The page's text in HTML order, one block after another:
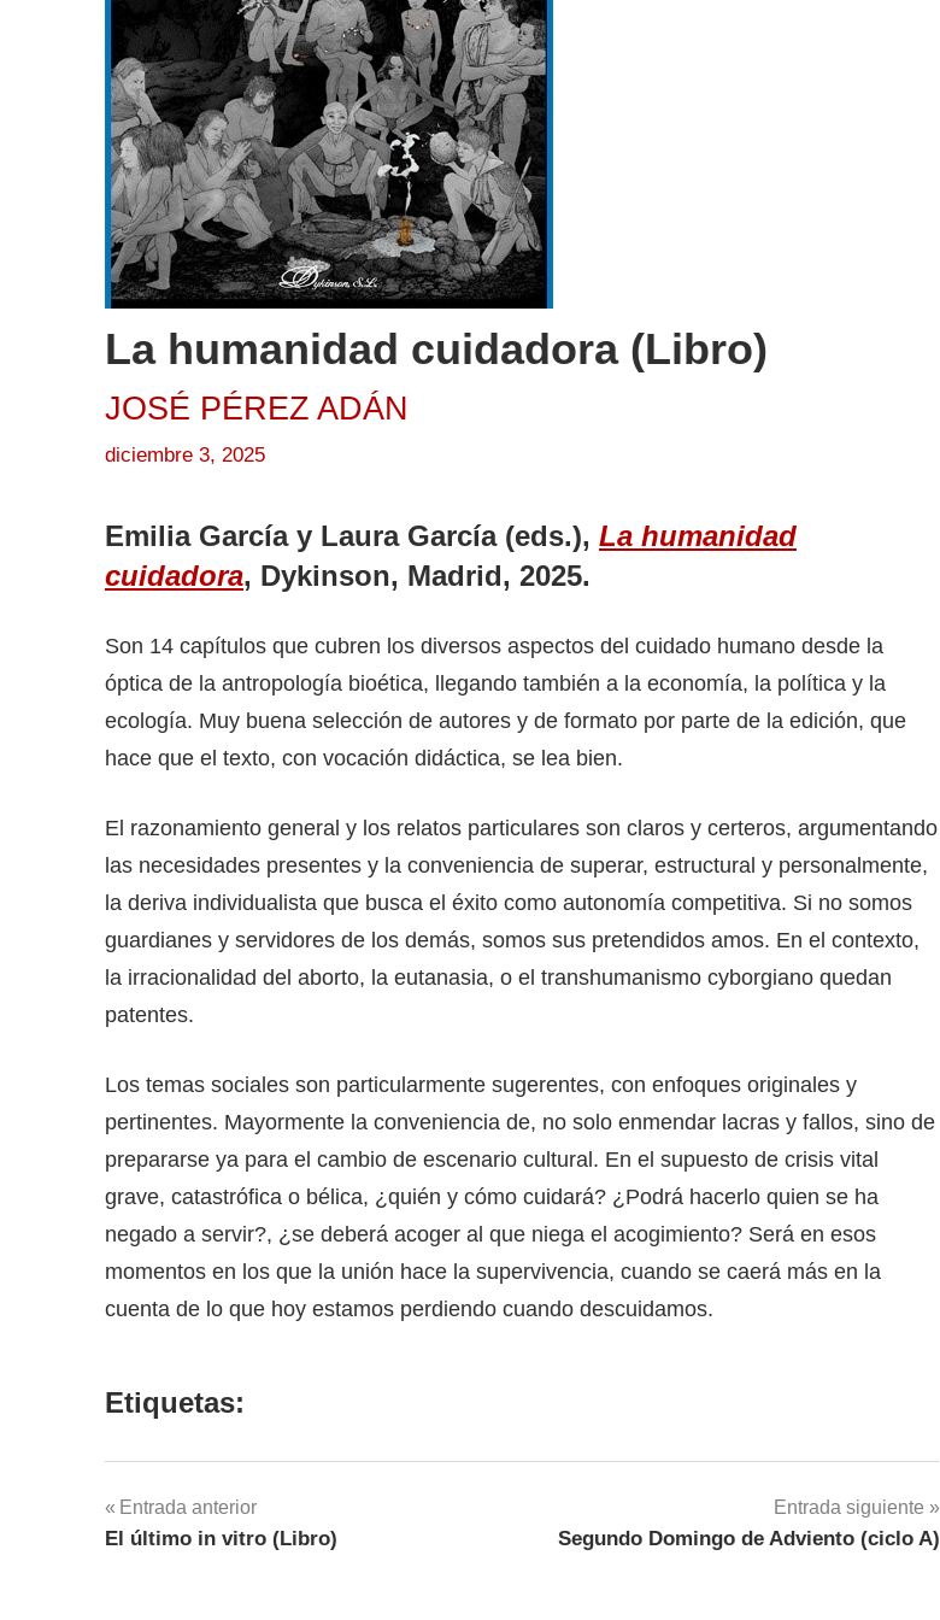
La humanidad cuidadora (Libro)
JOSÉ PÉREZ ADÁN
diciembre 3, 2025
Emilia García y Laura García (eds.), La humanidad
cuidadora, Dykinson, Madrid, 2025.
Son 14 capítulos que cubren los diversos aspectos del cuidado humano desde la
óptica de la antropología bioética, llegando también a la economía, la política y la
ecología. Muy buena selección de autores y de formato por parte de la edición, que
hace que el texto, con vocación didáctica, se lea bien.
El razonamiento general y los relatos particulares son claros y certeros, argumentando
las necesidades presentes y la conveniencia de superar, estructural y personalmente,
la deriva individualista que busca el éxito como autonomía competitiva. Si no somos
guardianes y servidores de los demás, somos sus pretendidos amos. En el contexto,
la irracionalidad del aborto, la eutanasia, o el transhumanismo cyborgiano quedan
patentes.
Los temas sociales son particularmente sugerentes, con enfoques originales y
pertinentes. Mayormente la conveniencia de, no solo enmendar lacras y fallos, sino de
prepararse ya para el cambio de escenario cultural. En el supuesto de crisis vital
grave, catastrófica o bélica, ¿quién y cómo cuidará? ¿Podrá hacerlo quien se ha
negado a servir?, ¿se deberá acoger al que niega el acogimiento? Será en esos
momentos en los que la unión hace la supervivencia, cuando se caerá más en la
cuenta de lo que hoy estamos perdiendo cuando descuidamos.
Etiquetas:
Navegación
Entrada anterior
El último in vitro (Libro)
Entrada siguiente
Segundo Domingo de Adviento (ciclo A)